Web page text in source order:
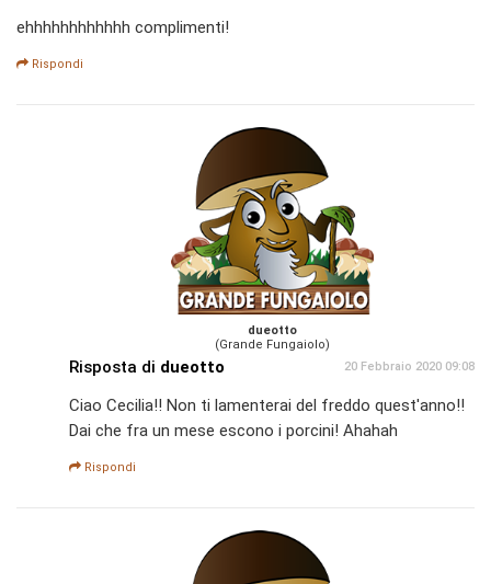
ehhhhhhhhhhhh complimenti!
Rispondi
dueotto
(Grande Fungaiolo)
Risposta di dueotto 20 Febbraio 2020 09:08
Ciao Cecilia!! Non ti lamenterai del freddo quest'anno!!
Dai che fra un mese escono i porcini! Ahahah
Rispondi